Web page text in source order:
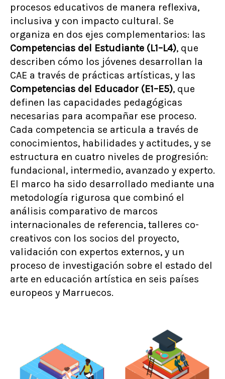
procesos educativos de manera reflexiva,
inclusiva y con impacto cultural. Se
organiza en dos ejes complementarios: las
Competencias del Estudiante (L1–L4), que
describen cómo los jóvenes desarrollan la
CAE a través de prácticas artísticas, y las
Competencias del Educador (E1–E5), que
definen las capacidades pedagógicas
necesarias para acompañar ese proceso.
Cada competencia se articula a través de
conocimientos, habilidades y actitudes, y se
estructura en cuatro niveles de progresión:
fundacional, intermedio, avanzado y experto.
El marco ha sido desarrollado mediante una
metodología rigurosa que combinó el
análisis comparativo de marcos
internacionales de referencia, talleres co-
creativos con los socios del proyecto,
validación con expertos externos, y un
proceso de investigación sobre el estado del
arte en educación artística en seis países
europeos y Marruecos.